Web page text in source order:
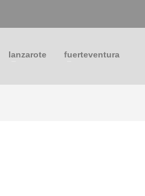
lanzarote fuerteventura